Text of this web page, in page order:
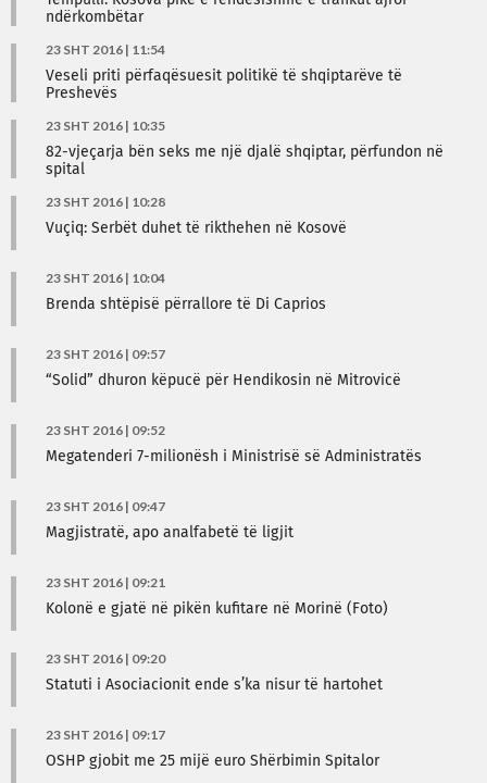
ndërkombëtar
23 SHT 2016 | 11:54
Veseli priti përfaqësuesit politikë të shqiptarëve të
Preshevës
23 SHT 2016 | 10:35
82-vjeçarja bën seks me një djalë shqiptar, përfundon në
spital
23 SHT 2016 | 10:28
Vuçiq: Serbët duhet të rikthehen në Kosovë
23 SHT 2016 | 10:04
Brenda shtëpisë përrallore të Di Caprios
23 SHT 2016 | 09:57
“Solid” dhuron këpucë për Hendikosin në Mitrovicë
23 SHT 2016 | 09:52
Megatenderi 7-milionësh i Ministrisë së Administratës
23 SHT 2016 | 09:47
Magjistratë, apo analfabetë të ligjit
23 SHT 2016 | 09:21
Kolonë e gjatë në pikën kufitare në Morinë (Foto)
23 SHT 2016 | 09:20
Statuti i Asociacionit ende s’ka nisur të hartohet
23 SHT 2016 | 09:17
OSHP gjobit me 25 mijë euro Shërbimin Spitalor